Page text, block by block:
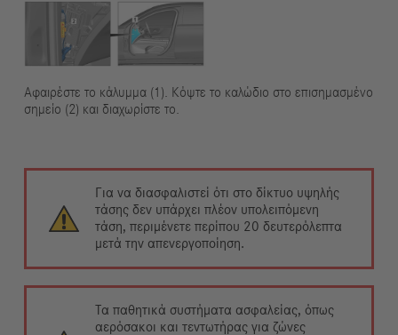
Αφαιρέστε το κάλυμμα (1). Κόψτε το καλώδιο στο επισημασμένο
σημείο (2) και διαχωρίστε το.
Για να διασφαλιστεί ότι στο δίκτυο υψηλής
τάσης δεν υπάρχει πλέον υπολειπόμενη
τάση, περιμένετε περίπου 20 δευτερόλεπτα
μετά την απενεργοποίηση.
Τα παθητικά συστήματα ασφαλείας, όπως
αερόσακοι και τεντωτήρας για ζώνες